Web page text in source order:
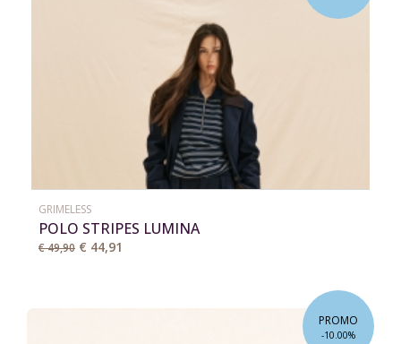
GRIMELESS
POLO STRIPES LUMINA
€ 49,90 € 44,91
PROMO
-10.00%